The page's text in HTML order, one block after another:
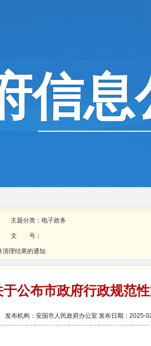
信息
主题分类： 电子政务
文 号：
清理结果的通知
公布市政府行政规范
发布机构：安国市人民政府办公室 发布日期：2025-